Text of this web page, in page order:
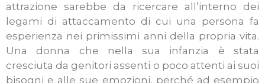
attrazione sarebbe da ricercare all’interno dei
legami di attaccamento di cui una persona fa
esperienza nei primissimi anni della propria vita.
Una donna che nella sua infanzia è stata
cresciuta da genitori assenti o poco attenti ai suoi
bisogni e alle sue emozioni, perché ad esempio